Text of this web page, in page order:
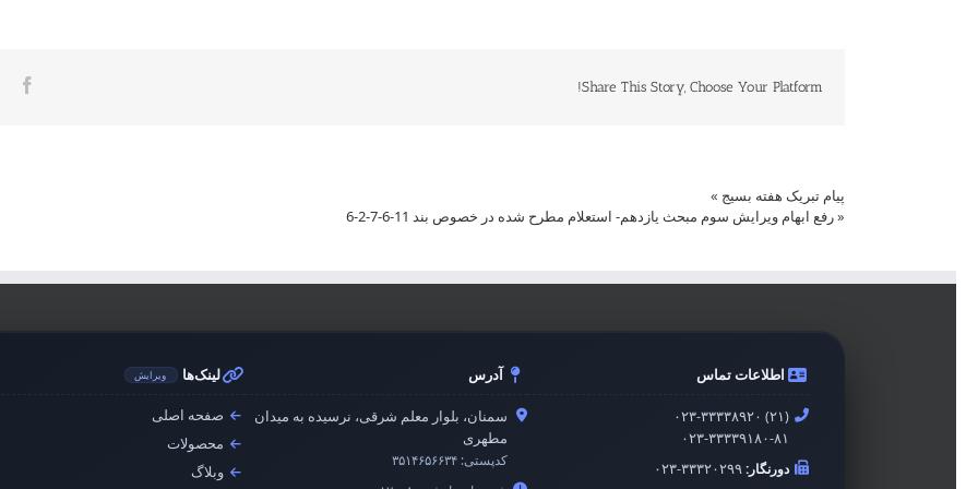
Share This Story, Choose Your Platform!
پیام تبریک هفته بسیج »
«رفع ابهام ویرایش سوم مبحث یازدهم- استعلام مطرح شده در خصوص بند 11-6-7-2-6
اطلاعات تماس
۰۲۳-۳۳۳۳۸۹۲۰ (۲۱)
۰۲۳-۳۳۳۳۹۱۸۰-۸۱
دورنگار:۰۲۳-۳۳۳۲۰۲۹۹
آدرس
سمنان، بلوار معلم شرقی، نرسیده به میدان
مطهری
کدپستی:۳۵۱۴۶۵۶۶۳۴
لینک‌ها ویرایش
صفحه اصلی
محصولات
وبلاگ